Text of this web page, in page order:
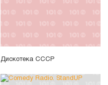
Дискотека СССР